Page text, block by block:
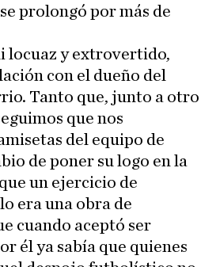
prolongó por más de
locuaz y extrovertido,
con el dueño del
Tanto que, junto a otro
que nos
del equipo de
de poner su logo en la
un ejercicio de
era una obra de
cuando aceptó ser
él ya sabía que quienes